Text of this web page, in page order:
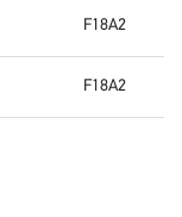
F18A2
F18A2